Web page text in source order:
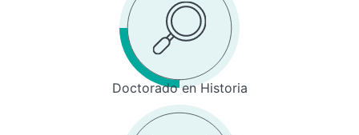
Doctorado en Historia